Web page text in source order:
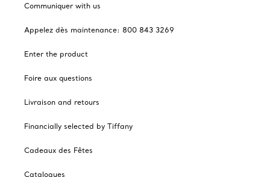
Communiquer with us
Appelez dès maintenance: 800 843 3269
Enter the product
Foire aux questions
Livraison and retours
Financially selected by Tiffany
Cadeaux des Fêtes
Catalogues